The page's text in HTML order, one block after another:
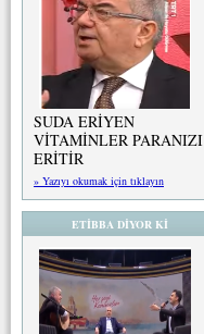
SUDA ERİYEN
VİTAMİNLER PARANIZI
ERİTİR
» Yazıyı okumak için tıklayın
ETİBBA DİYOR Kİ